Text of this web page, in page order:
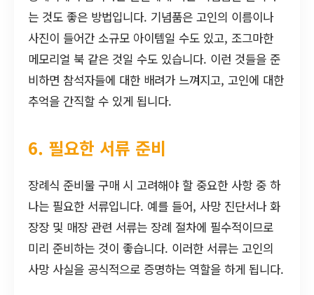
는 것도 좋은 방법입니다. 기념품은 고인의 이름이나
사진이 들어간 소규모 아이템일 수도 있고, 조그마한
메모리얼 북 같은 것일 수도 있습니다. 이런 것들을 준
비하면 참석자들에 대한 배려가 느껴지고, 고인에 대한
추억을 간직할 수 있게 됩니다.
6. 필요한 서류 준비
장례식 준비물 구매 시 고려해야 할 중요한 사항 중 하
나는 필요한 서류입니다. 예를 들어, 사망 진단서나 화
장장 및 매장 관련 서류는 장례 절차에 필수적이므로
미리 준비하는 것이 좋습니다. 이러한 서류는 고인의
사망 사실을 공식적으로 증명하는 역할을 하게 됩니다.